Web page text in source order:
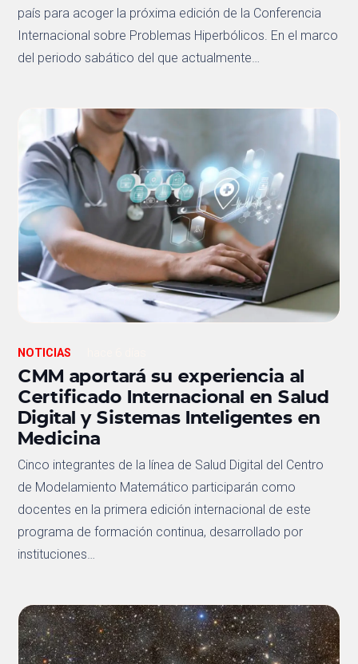
país para acoger la próxima edición de la Conferencia
Internacional sobre Problemas Hiperbólicos. En el marco
del periodo sabático del que actualmente…
NOTICIAS
CMM aportará su experiencia al
Certificado Internacional en Salud
Digital y Sistemas Inteligentes en
Medicina
Cinco integrantes de la línea de Salud Digital del Centro
de Modelamiento Matemático participarán como
docentes en la primera edición internacional de este
programa de formación continua, desarrollado por
instituciones…